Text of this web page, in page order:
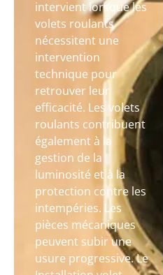
intervient lorsque les
volets roulants
nécessitent une
intervention
technique pour
retrouver leur
efficacité. Les volets
roulants contribuent
également à la
gestion de la
luminosité et à la
protection contre les
intempéries. Les
pièces mécaniques
peuvent subir une
usure progressive. Le